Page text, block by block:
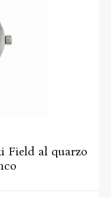
Field al quarzo